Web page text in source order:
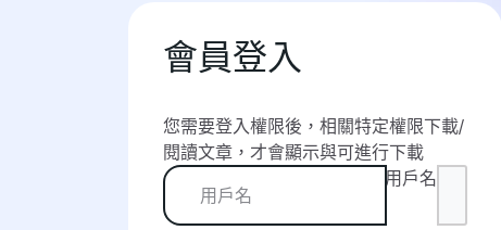
會員登入
您需要登入權限後，相關特定權限下載/
閱讀文章，才會顯示與可進行下載
用戶名